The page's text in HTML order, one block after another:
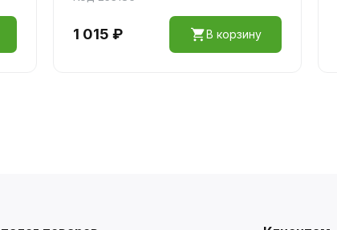
1 015 ₽ В корзину